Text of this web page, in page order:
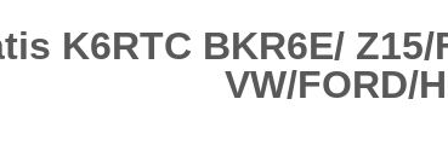
K6RTC BKR6E/
VW/FORD/